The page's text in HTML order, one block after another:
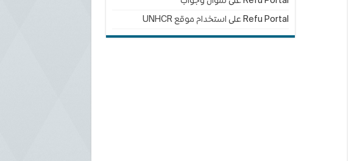
Refu Portal على استخدام موقع UNHCR